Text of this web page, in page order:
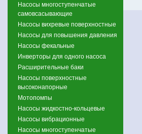
Насосы многоступенчатые
самовсасывающие
Насосы вихревые поверхностные
Насосы для повышения давления
Насосы фекальные
Инверторы для одного насоса
Расширительные баки
Насосы поверхностные
высоконапорные
Мотопомпы
Насосы жидкостно-кольцевые
Насосы вибрационные
Насосы многоступенчатые